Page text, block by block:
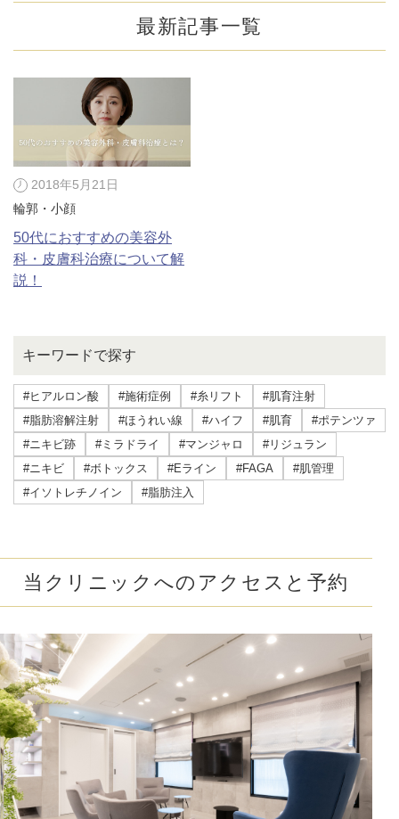
キーワードで探す
#ヒアルロン酸 #施術症例 #糸リフト
#肌育注射
#脂肪溶解注射
#ほうれい線 #ハイフ #肌育
#ポテンツァ
#ニキビ跡
#ミラドライ #マンジャロ
#リジュラン
#ニキビ
#ボトックス #Eライン #FAGA
#肌管理
#イソトレチノイン
#脂肪注入
最新記事一覧
2018年5月21日
輪郭・小顔
50代におすすめの美容外
科・皮膚科治療について解
説！
当クリニックへのアクセスと予約